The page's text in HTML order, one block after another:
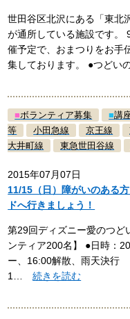
世田谷区北沢にある「東北
が通所している施設です。
催予定で、おまつりをお手
集しております。 ●つど
■ボランティア募集 ■講
等
小田急線 京王線
大井町線
東急世田谷線
2015年07月07日
11/15（日）障がいのある
ドへ行きましょう！
第29回ディズニー愛のつ
ンティア200名】 ●日時：
ー、16:00解散、雨天決行
1…続きを読む